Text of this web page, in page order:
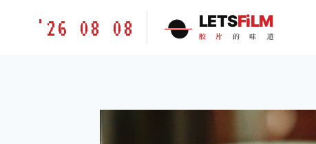
胶'26 08 08 LETSFiLM
胶 片 的 味 道